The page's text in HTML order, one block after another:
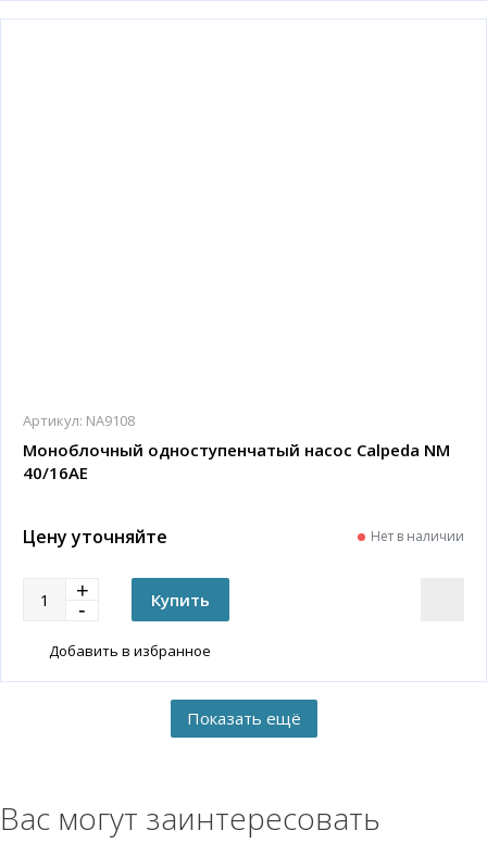
Артикул: NA9108
Моноблочный одноступенчатый насос Calpeda NM
40/16AE
Цену уточняйте Нет в наличии
Добавить в избранное
Вас могут заинтересовать